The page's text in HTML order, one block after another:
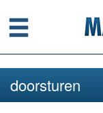
Menu
doorsturen